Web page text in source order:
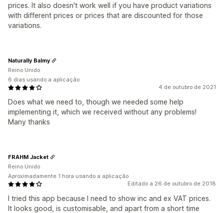
prices. It also doesn't work well if you have product variations
with different prices or prices that are discounted for those
variations.
4 de outubro de 2021
Does what we need to, though we needed some help
implementing it, which we received without any problems!
Many thanks
Naturally Balmy
Reino Unido
6 dias usando a aplicação
Editado a 26 de outubro de 2018
I tried this app because I need to show inc and ex VAT prices.
It looks good, is customisable, and apart from a short time
FRAHM Jacket
Reino Unido
Aproximadamente 1 hora usando a aplicação